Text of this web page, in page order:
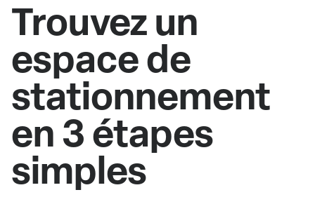
Trouvez un
espace de
stationnement
en 3 étapes
simples